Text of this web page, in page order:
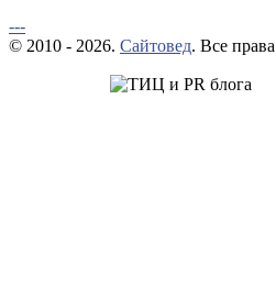
---
© 2010 - 2026. Сайтовед. Все